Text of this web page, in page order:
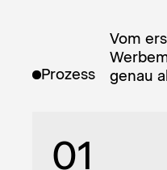
Prozess
Vom
genau
01